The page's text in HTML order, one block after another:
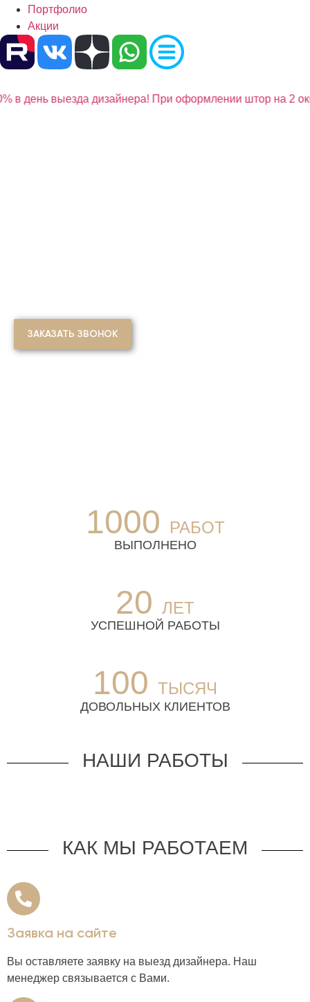
Портфолио
Акции
в день выезда дизайнера! При оформлении штор на 2
ЗАКАЗАТЬ ЗВОНОК
1000 РАБОТ
ВЫПОЛНЕНО
20 ЛЕТ
УСПЕШНОЙ РАБОТЫ
100 ТЫСЯЧ
ДОВОЛЬНЫХ КЛИЕНТОВ
НАШИ РАБОТЫ
КАК МЫ РАБОТАЕМ
Заявка на сайте
Вы оставляете заявку на выезд дизайнера. Наш
менеджер связывается с Вами.